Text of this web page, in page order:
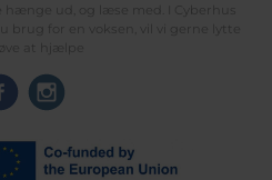
ud, og læse med. I Cyberhus
brug for en voksen, vil vi gerne lytte
at hjælpe